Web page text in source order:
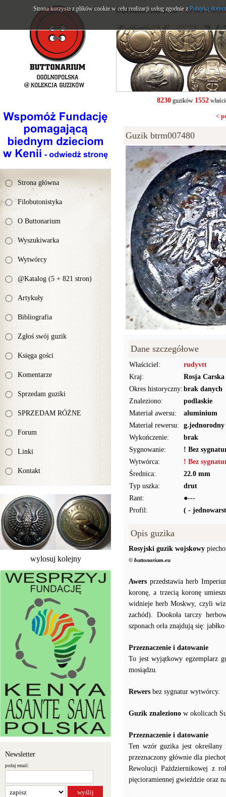
Strona główna
Filobutonistyka
O Buttonarium
Wyszukiwarka
Wytwórcy
@Katalog (5 + 821 stron)
Artykuły
Bibliografia
Zgłoś swój guzik
Księga gości
Komentarze
Sprzedam guziki
SPRZEDAM RÓŻNE
Forum
Linki
Kontakt
wylosuj kolejny
Newsletter
podaj email:
buttonarium.eu- Strona
8230guzików 1552
<
Guzik btrm007480
Dane szczegółowe
Właściciel:
rudyvtt
Kraj:
Rosja Carska
Okres historyczny: brak danych
Znaleziono:
podlaskie
Materiał awersu:
aluminium
Materiał rewersu:
g.jednorodny
Wykończenie:
brak
Sygnowanie:
! Bez
Wytwórca:
! Bez
Średnica:
22.0 mm
Typ uszka:
drut
Rant:
●---
Profil:
( -
Opis guzika
Rosyjski guzik wojskowy
© buttonarium.eu
Awers przedstawia herb
koronę, a trzecią koronę
widnieje herb Moskwy, czyli
zachód). Dookoła tarczy
szponach orła znajdują się:
Przeznaczenie i datowanie
To jest wyjątkowy egzemplarz
mosiądzu.
Rewers bez sygnatur wytwórcy.
Guzik znaleziono w okolicach
Przeznaczenie i datowanie
Ten wzór guzika jest
przeznaczony głównie dla
Rewolucji Październikowej z
pięcioramiennej gwieździe oraz
Strona korzysta z plików cookie w celu realizacji usług zgodnie zPolityką